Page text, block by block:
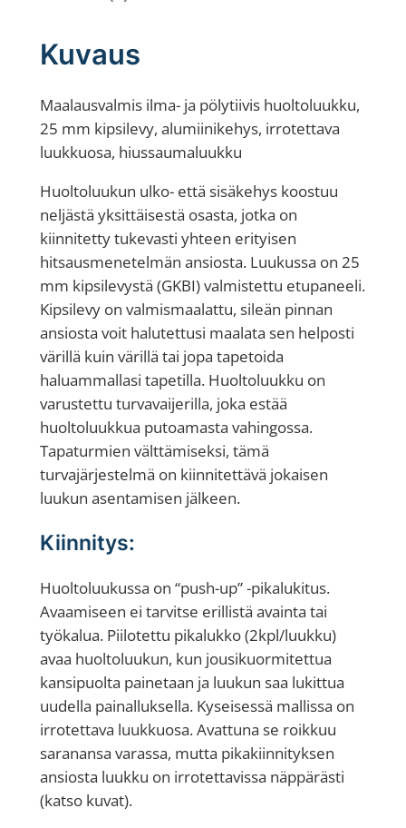
t
o
u
u
k
k
u
,
k
i
p
s
i
2
5
m
m
,
j
r
e
s
t
e
l
m
ä
F
2
(
Kuvaus
Maalausvalmis ilma- ja pölytiivis huoltoluukku,
25 mm kipsilevy, alumiinikehys, irrotettava
luukkuosa, hiussaumaluukku
Huoltoluukun ulko- että sisäkehys koostuu
neljästä yksittäisestä osasta, jotka on
kiinnitetty tukevasti yhteen erityisen
hitsausmenetelmän ansiosta. Luukussa on 25
mm kipsilevystä (GKBI) valmistettu etupaneeli.
Kipsilevy on valmismaalattu, sileän pinnan
ansiosta voit halutettusi maalata sen helposti
värillä kuin värillä tai jopa tapetoida
haluammallasi tapetilla. Huoltoluukku on
varustettu turvavaijerilla, joka estää
huoltoluukkua putoamasta vahingossa.
Tapaturmien välttämiseksi, tämä
turvajärjestelmä on kiinnitettävä jokaisen
luukun asentamisen jälkeen.
Kiinnitys:
Huoltoluukussa on “push-up” -pikalukitus.
Avaamiseen ei tarvitse erillistä avainta tai
työkalua. Piilotettu pikalukko (2kpl/luukku)
avaa huoltoluukun, kun jousikuormitettua
kansipuolta painetaan ja luukun saa lukittua
uudella painalluksella. Kyseisessä mallissa on
irrotettava luukkuosa. Avattuna se roikkuu
saranansa varassa, mutta pikakiinnityksen
ansiosta luukku on irrotettavissa näppärästi
(katso kuvat).